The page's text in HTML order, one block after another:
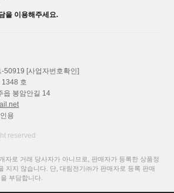
을 이용해주세요.
50919 [사업자번호확인]
1348 호
읍 봉암안길 14
용
reserved
자로 거래 당사자가 아니므로, 판매자가 등록한 상품정
지지 않습니다. 단, 대림전기㈜가 판매자로 등록 판매
부담합니다.